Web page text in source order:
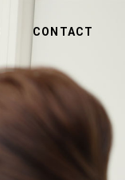
CONTACT